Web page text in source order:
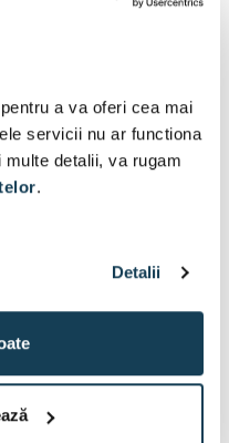
a va oferi cea mai
servicii nu ar functiona
detalii, va rugam
.
Detalii